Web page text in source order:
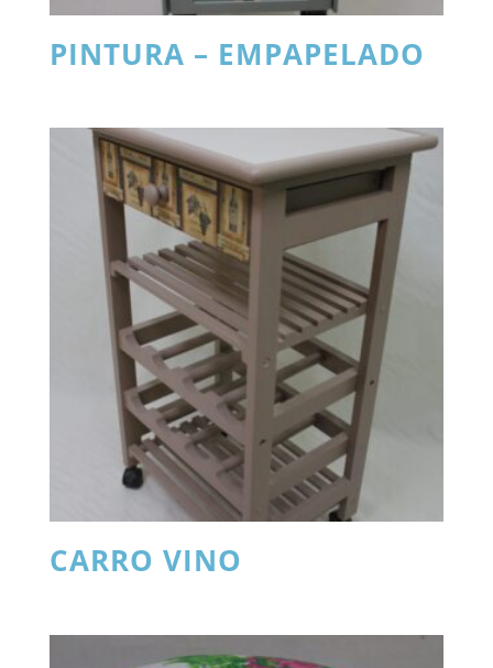
PINTURA – EMPAPELADO
CARRO VINO